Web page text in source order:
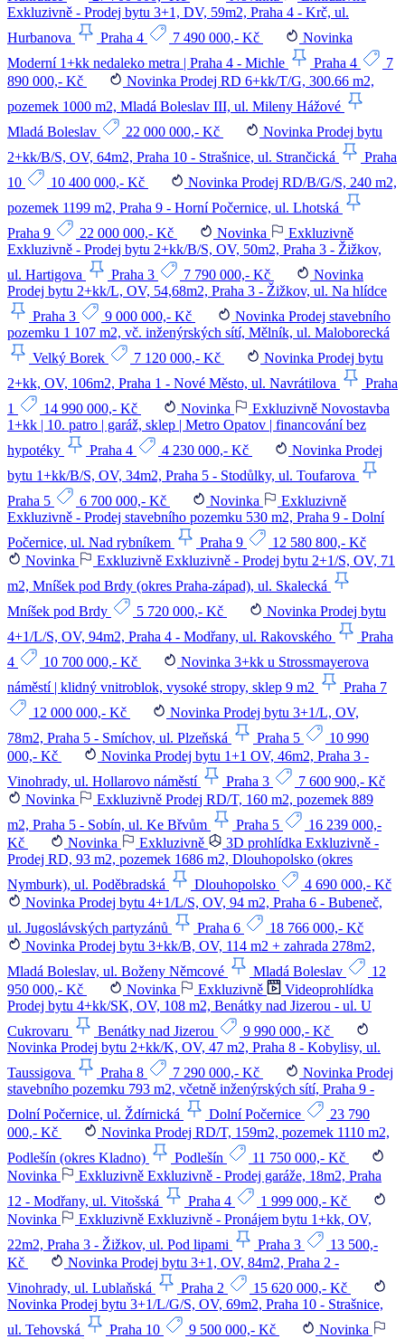
Exkluzivně - Prodej bytu 3+1, DV, 59m2, Praha 4 - Krč, ul.
Hurbanova
Praha 4 7 490 000,- Kč
Novinka
Moderní 1+kk nedaleko metra | Praha 4 - Michle
Praha 4
7
890 000,- Kč
Novinka Prodej RD 6+kk/T/G, 300.66 m2,
pozemek 1000 m2, Mladá Boleslav III, ul. Mileny Hážové
Mladá Boleslav
22 000 000,- Kč Novinka Prodej bytu
2+kk/B/S, OV, 64m2, Praha 10 - Strašnice, ul. Strančická
Praha
10
10 400 000,- Kč Novinka Prodej RD/B/G/S, 240 m2,
pozemek 1199 m2, Praha 9 - Horní Počernice, ul. Lhotská
Praha 9
22 000 000,- Kč Novinka
Exkluzivně
Exkluzivně - Prodej bytu 2+kk/B/S, OV, 50m2, Praha 3 - Žižkov,
ul. Hartigova
Praha 3 7 790 000,- Kč
Novinka
Prodej bytu 2+kk/L, OV, 54,68m2, Praha 3 - Žižkov, ul. Na hlídce
Praha 3
9 000 000,- Kč Novinka Prodej stavebního
pozemku 1 107 m2, vč. inženýrských sítí, Mělník, ul. Maloborecká
Velký Borek
7 120 000,- Kč Novinka Prodej bytu
2+kk, OV, 106m2, Praha 1 - Nové Město, ul. Navrátilova
Praha
1
14 990 000,- Kč Novinka Exkluzivně Novostavba
1+kk | 10. patro | garáž, sklep | Metro Opatov | financování bez
hypotéky
Praha 4 4 230 000,- Kč Novinka Prodej
bytu 1+kk/B/S, OV, 34m2, Praha 5 - Stodůlky, ul. Toufarova
Praha 5
6 700 000,- Kč Novinka
Exkluzivně
Exkluzivně - Prodej stavebního pozemku 530 m2, Praha 9 - Dolní
Počernice, ul. Nad rybníkem
Praha 9
12 580 800,- Kč
Novinka
Exkluzivně Exkluzivně - Prodej bytu 2+1/S, OV, 71
m2, Mníšek pod Brdy (okres Praha-západ), ul. Skalecká
Mníšek pod Brdy
5 720 000,- Kč Novinka Prodej bytu
4+1/L/S, OV, 94m2, Praha 4 - Modřany, ul. Rakovského
Praha
4
10 700 000,- Kč Novinka 3+kk u Strossmayerova
náměstí | klidný vnitroblok, vysoké stropy, sklep 9 m2
Praha 7
12 000 000,- Kč
Novinka Prodej bytu 3+1/L, OV,
78m2, Praha 5 - Smíchov, ul. Plzeňská
Praha 5
10 990
000,- Kč
Novinka Prodej bytu 1+1 OV, 46m2, Praha 3 -
Vinohrady, ul. Hollarovo náměstí
Praha 3
7 600 900,- Kč
Novinka
Exkluzivně Prodej RD/T, 160 m2, pozemek 889
m2, Praha 5 - Sobín, ul. Ke Břvům
Praha 5
16 239 000,-
Kč
Novinka Exkluzivně 3D prohlídka Exkluzivně -
Prodej RD, 93 m2, pozemek 1686 m2, Dlouhopolsko (okres
Nymburk), ul. Poděbradská
Dlouhopolsko
4 690 000,- Kč
Novinka Prodej bytu 4+1/L/S, OV, 94 m2, Praha 6 - Bubeneč,
ul. Jugoslávských partyzánů
Praha 6
18 766 000,- Kč
Novinka Prodej bytu 3+kk/B, OV, 114 m2 + zahrada 278m2,
Mladá Boleslav, ul. Boženy Němcové
Mladá Boleslav
12
950 000,- Kč
Novinka Exkluzivně
Videoprohlídka
Prodej bytu 4+kk/SK, OV, 108 m2, Benátky nad Jizerou - ul. U
Cukrovaru
Benátky nad Jizerou
9 990 000,- Kč
Novinka Prodej bytu 2+kk/K, OV, 47 m2, Praha 8 - Kobylisy, ul.
Taussigova
Praha 8 7 290 000,- Kč Novinka Prodej
stavebního pozemku 793 m2, včetně inženýrských sítí, Praha 9 -
Dolní Počernice, ul. Ždírnická
Dolní Počernice
23 790
000,- Kč
Novinka Prodej RD/T, 159m2, pozemek 1110 m2,
Podlešín (okres Kladno)
Podlešín
11 750 000,- Kč
Novinka
Exkluzivně Exkluzivně - Prodej garáže, 18m2, Praha
12 - Modřany, ul. Vitošská
Praha 4
1 999 000,- Kč
Novinka
Exkluzivně Exkluzivně - Pronájem bytu 1+kk, OV,
22m2, Praha 3 - Žižkov, ul. Pod lipami
Praha 3
13 500,-
Kč
Novinka Prodej bytu 3+1, OV, 84m2, Praha 2 -
Vinohrady, ul. Lublaňská
Praha 2
15 620 000,- Kč
Novinka Prodej bytu 3+1/L/G/S, OV, 69m2, Praha 10 - Strašnice,
ul. Tehovská
Praha 10 9 500 000,- Kč
Novinka